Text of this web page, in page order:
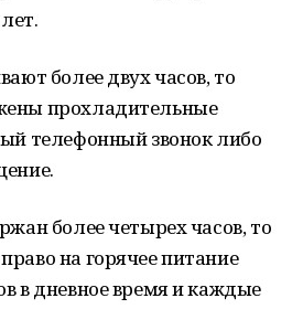
более двух часов, то
прохладительные
телефонный звонок либо
более четырех часов, то
на горячее питание
в дневное время и каждые